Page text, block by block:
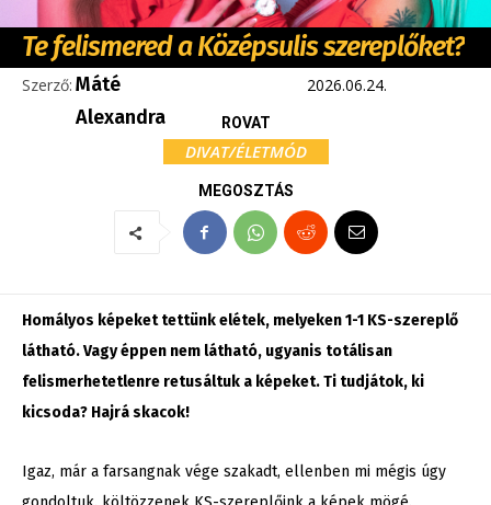
Te felismered a Középsulis szereplőket?
Szerző: Máté
Alexandra
2026.06.24.
ROVAT
DIVAT/ÉLETMÓD
MEGOSZTÁS
Homályos képeket tettünk elétek, melyeken 1-1 KS-szereplő
látható. Vagy éppen nem látható, ugyanis totálisan
felismerhetetlenre retusáltuk a képeket. Ti tudjátok, ki
kicsoda? Hajrá skacok!
Igaz, már a farsangnak vége szakadt, ellenben mi mégis úgy